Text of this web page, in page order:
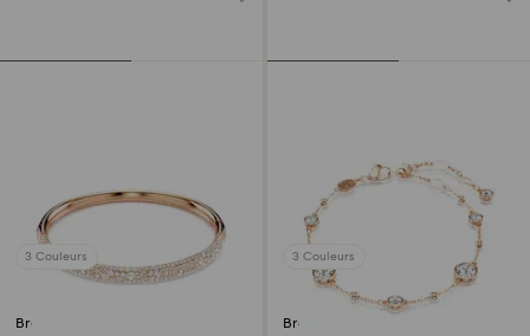
3 Couleurs
Bracelet-jonc Sublima
3 Couleurs
Bracelet Imber